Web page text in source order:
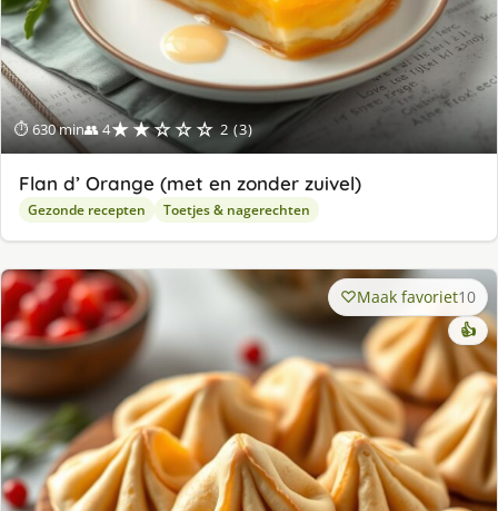
⏱ 630 min👥 4★★☆☆☆ 2 (3)
Flan d’ Orange (met en zonder zuivel)
Gezonde recepten Toetjes & nagerechten
Maak favoriet10
👍